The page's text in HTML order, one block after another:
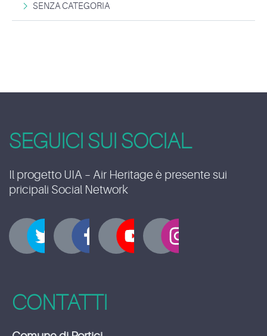
SENZA CATEGORIA
SEGUICI SUI SOCIAL
Il progetto UIA – Air Heritage è presente sui
pricipali Social Network
CONTATTI